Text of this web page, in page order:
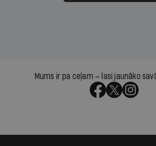
Mums ir pa ceļam — lasi jaunāko